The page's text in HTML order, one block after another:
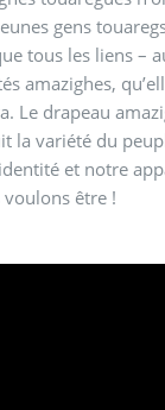
gens
tous les liens
amazighes,
Le drapeau
la variété du
et notre
être !